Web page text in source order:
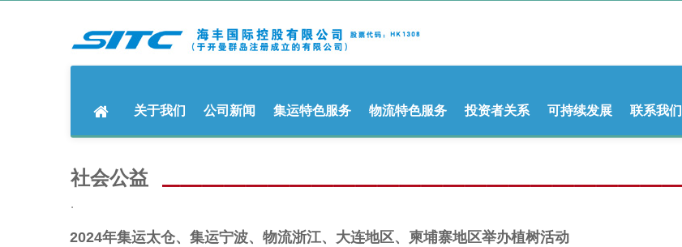
关于我们 公司新闻 集运特色服务 物流特色服务 投资者关系 可持续发展 联系我们
社会公益
.
2024年集运太仓、集运宁波、物流浙江、大连地区、柬埔寨地区举办植树活动